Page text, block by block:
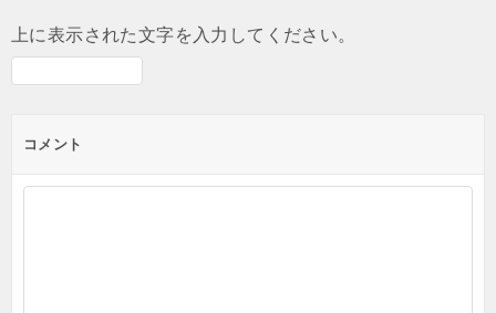
上に表示された文字を入力してください。
コメント